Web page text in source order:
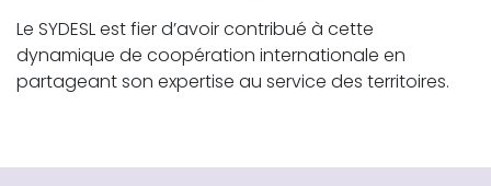
Le SYDESL est fier d’avoir contribué à cette
dynamique de coopération internationale en
partageant son expertise au service des territoires.